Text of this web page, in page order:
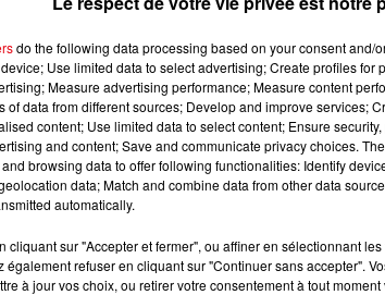
do the following data processing based on your consent and/
Use limited data to select advertising; Create profiles for
Measure advertising performance; Measure content
of data from different sources; Develop and improve services;
content; Use limited data to select content; Ensure
and content; Save and communicate privacy choices.
browsing data to offer following functionalities: Identify
data; Match and combine data from other data
automatically.
cliquant sur "Accepter et fermer", ou affiner en sélectionnant
également refuser en cliquant sur "Continuer sans accepter".
à jour vos choix, ou retirer votre consentement à tout